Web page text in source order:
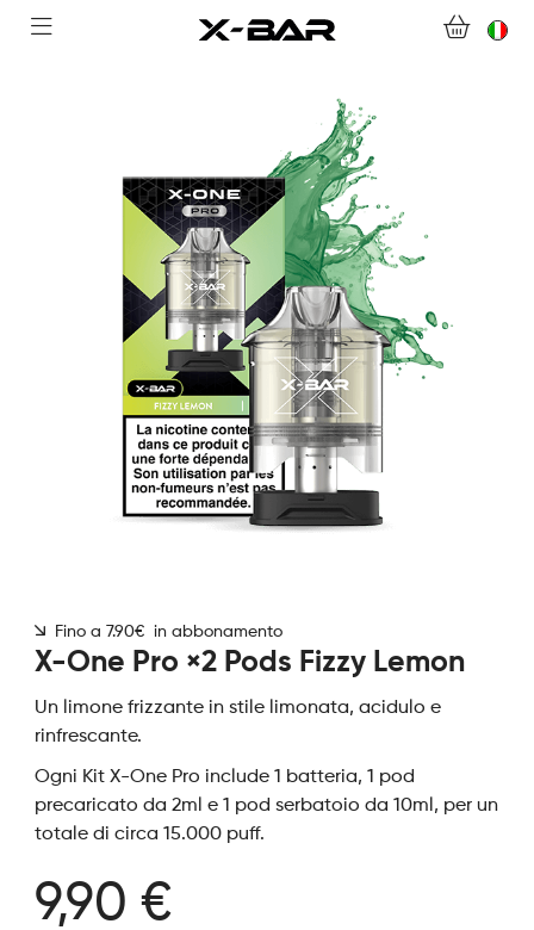
COLLECTIONS
CONTATTACI
DOMANDE FREQUENTI
DIVENTA UN GROSSISTA X-BAR
IL MIO ACCOUNT
Fino a 7.90€ in abbonamento
X-One Pro ×2 Pods Fizzy Lemon
Un limone frizzante in stile limonata, acidulo e
rinfrescante.
Ogni Kit X-One Pro include 1 batteria, 1 pod
precaricato da 2ml e 1 pod serbatoio da 10ml, per un
totale di circa 15.000 puff.
9,90 €